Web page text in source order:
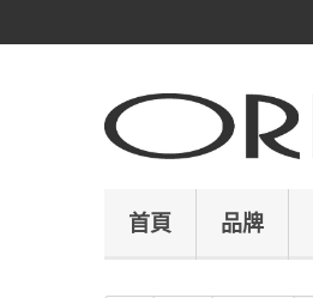
首頁 品牌